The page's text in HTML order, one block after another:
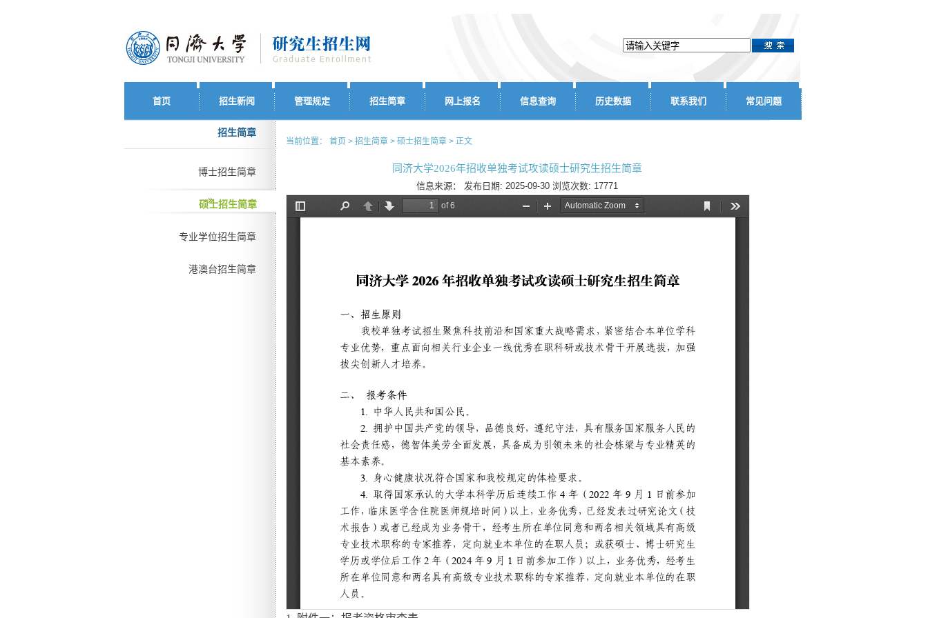
首页 招生新闻 管理规定 招生简章 网上报名 信息查询 历史数据 联系我们 常见问题
招生简章
博士招生简章
硕士招生简章
专业学位招生简章
港澳台招生简章
当前位置： 首页 > 招生简章 > 硕士招生简章 > 正文
同济大学2026年招收单独考试攻读硕士研究生招生简章
信息来源： 发布日期: 2025-09-30 浏览次数: 17771